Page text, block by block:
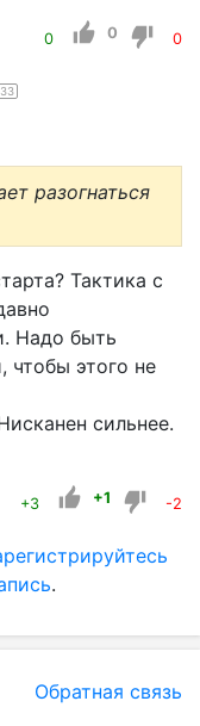
0 0 0
разогнаться
Тактика с
Надо быть
чтобы этого не
сильнее.
+3 +1 -2
.
Обратная связь